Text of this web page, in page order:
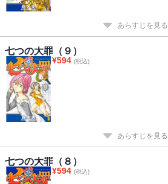
あらすじを見る
七つの大罪（９）
¥594 (税込)
あらすじを見る
七つの大罪（８）
¥594 (税込)